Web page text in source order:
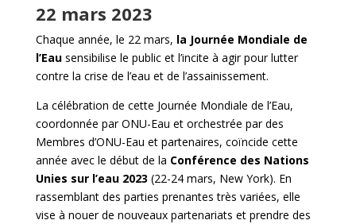
22 mars 2023
Chaque année, le 22 mars, la Journée Mondiale de
l’Eausensibilise le public et l’incite à agir pour lutter
contre la crise de l’eau et de l’assainissement.
La célébration de cette Journée Mondiale de l’Eau,
coordonnée par ONU-Eau et orchestrée par des
Membres d’ONU-Eau et partenaires, coïncide cette
année avec le début de la Conférence des Nations
Unies sur l’eau 2023 (22-24 mars, New York). En
rassemblant des parties prenantes très variées, elle
vise à nouer de nouveaux partenariats et prendre des